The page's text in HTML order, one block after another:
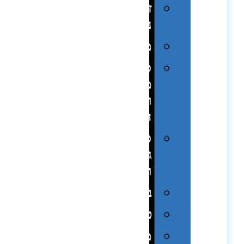
זכרונות
ניידים
מפצלים
סביבת
מחשב
וציוד
היקפי
סוללות
גיבוי
ומטענים
ביגוד
כובעים
מגבות